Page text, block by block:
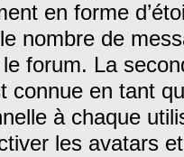
en forme
nombre de
forum. La
connue en tant
à chaque
les avatars